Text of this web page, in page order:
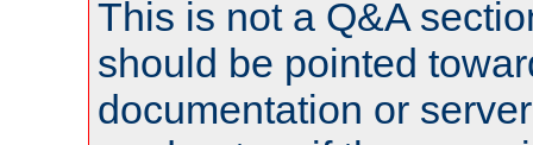
This is not a Q&A
should be pointed
documentation or